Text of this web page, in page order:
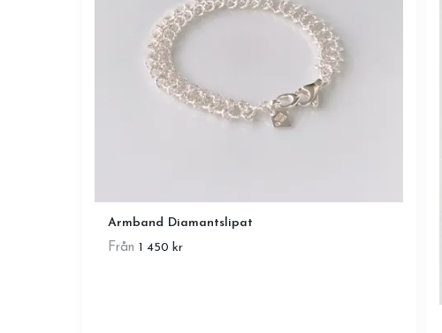
Armband Diamantslipat
Från 1 450 kr